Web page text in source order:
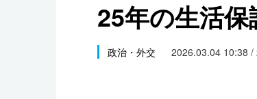
国際25年の生活
政治・外交 2026.03.04 10:38